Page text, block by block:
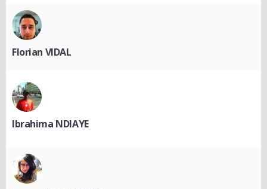
Florian VIDAL
Ibrahima NDIAYE